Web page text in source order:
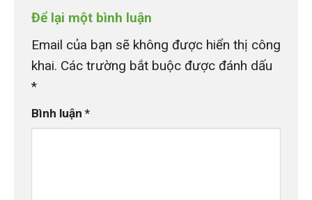
Để lại một bình luận
Email của bạn sẽ không được hiển thị công
khai. Các trường bắt buộc được đánh dấu
*
Bình luận *